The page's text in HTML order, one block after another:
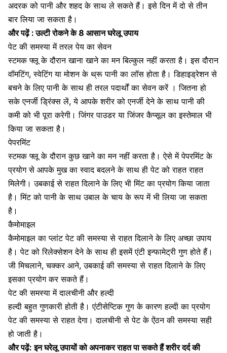
अदरक को पानी और शहद के साथ ले सकते हैं। इसे दिन में दो से तीन
बार लिया जा सकता है।
और पढ़ें :उल्टी रोकने के 8 आसान घरेलू उपाय
पेट की समस्या में तरल पेय का सेवन
स्टमक फ्लू के दौरान खाना खाने का मन बिल्कुल नहीं करता है। इस दौरान
वॉमटिंग, स्वेटिंग या मोशन के थ्रू पानी का लॉस होता है। डिहाइड्रेशन से
बचने के लिए पानी के साथ ही तरल पदार्थों का सेवन करें । जितना हो
सके एनर्जी ड्रिंक्स लें, ये आपके शरीर को एनर्जी देने के साथ पानी की
कमी को भी पूरा करेगी। जिंगर पाउडर या जिंजर कैप्सूल का इस्तेमाल भी
किया जा सकता है।
पेपरमिंट
स्टमक फ्लू के दौरान कुछ खाने का मन नहीं करता है। ऐसे में पेपरमिंट के
प्रयोग से आपके मुख का स्वाद बदलने के साथ ही पेट को राहत राहत
मिलेगी। उबकाई से राहत दिलाने के लिए भी मिंट का प्रयोग किया जाता
है। मिंट को पानी के साथ उबाल के चाय के रूप में भी लिया जा सकता
है।
कैमोमाइल
कैमोमाइल का प्लांट पेट की समस्या से राहत दिलाने के लिए अच्छा उपाय
है । पेट को रिलेक्सेशन देने के साथ ही इसमें एंटी इन्फामेट्री गुण होते हैं।
जी मिचलाने, चक्कर आने, उबकाई की समस्या से राहत दिलाने के लिए
इसका प्रयोग कर सकते हैं।
पेट की समस्या में दालचीनी और हल्दी
हल्दी बहुत गुणकारी होती है । एंटीसेप्टिक गुण के कारण हल्दी का प्रयोग
पेट की समस्या से राहत देगा। दालचीनी से पेट के ऐंठन की समस्या सही
हो जाती है।
और पढ़ें: इन घरेलू उपायों को अपनाकर राहत पा सकते हैं शरीर दर्द की